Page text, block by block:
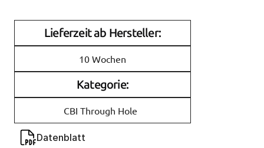
Lieferzeit ab Hersteller:
10 Wochen
Kategorie:
CBI Through Hole
Datenblatt